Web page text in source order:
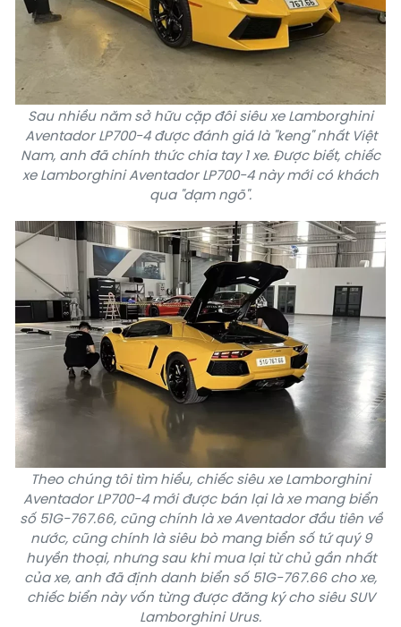
Sau nhiều năm sở hữu cặp đôisiêu xe Lamborghini
Aventador LP700-4được đánh giá là "keng" nhất Việt
Nam, anh đã chính thức chia tay 1 xe. Được biết, chiếc
xe Lamborghini Aventador LP700-4 này mới có khách
qua "dạm ngõ".
Theo chúng tôi tìm hiểu, chiếc siêu xe Lamborghini
Aventador LP700-4 mới được bán lại là xe mang biển
số 51G-767.66, cũng chính là xe Aventador đầu tiên về
nước, cũng chính là siêu bò mang biển số tứ quý 9
huyền thoại, nhưng sau khi mua lại từ chủ gần nhất
của xe, anh đã định danh biển số 51G-767.66 cho xe,
chiếc biển này vốn từng được đăng ký cho siêu SUV
Lamborghini Urus.